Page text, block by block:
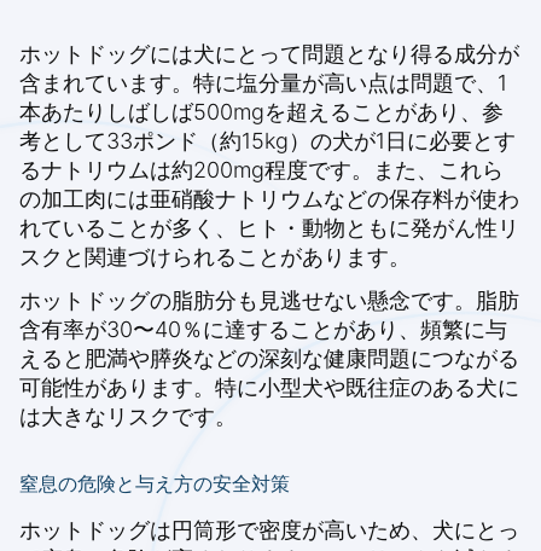
ホットドッグには犬にとって問題となり得る成分が
含まれています。特に塩分量が高い点は問題で、1
本あたりしばしば500mgを超えることがあり、参
考として33ポンド（約15kg）の犬が1日に必要とす
るナトリウムは約200mg程度です。また、これら
の加工肉には亜硝酸ナトリウムなどの保存料が使わ
れていることが多く、ヒト・動物ともに発がん性リ
スクと関連づけられることがあります。
ホットドッグの脂肪分も見逃せない懸念です。脂肪
含有率が30〜40％に達することがあり、頻繁に与
えると肥満や膵炎などの深刻な健康問題につながる
可能性があります。特に小型犬や既往症のある犬に
は大きなリスクです。
窒息の危険と与え方の安全対策
ホットドッグは円筒形で密度が高いため、犬にとっ